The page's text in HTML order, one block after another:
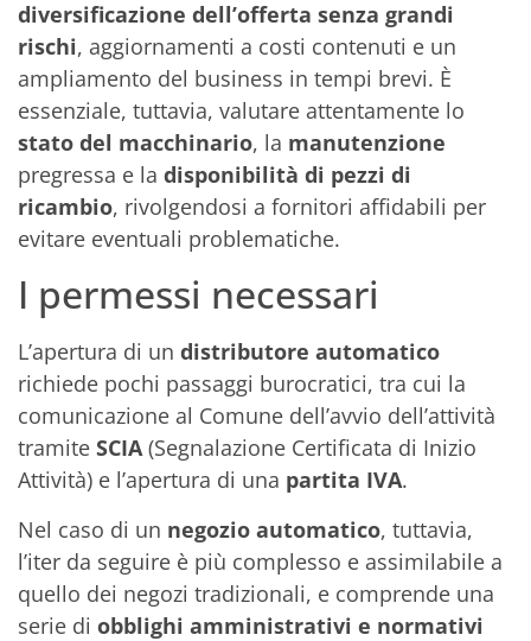
diversificazione dell’offerta senza grandi
rischi, aggiornamenti a costi contenuti e un
ampliamento del business in tempi brevi. È
essenziale, tuttavia, valutare attentamente lo
stato del macchinario, la manutenzione
pregressa e la disponibilità di pezzi di
ricambio, rivolgendosi a fornitori affidabili per
evitare eventuali problematiche.
I permessi necessari
L’apertura di un distributore automatico
richiede pochi passaggi burocratici, tra cui la
comunicazione al Comune dell’avvio dell’attività
tramite SCIA(Segnalazione Certificata di Inizio
Attività) e l’apertura di una partita IVA.
Nel caso di un negozio automatico, tuttavia,
l’iter da seguire è più complesso e assimilabile a
quello dei negozi tradizionali, e comprende una
serie di obblighi amministrativi e normativi